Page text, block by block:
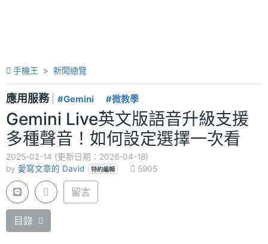
手機王 新聞總覽
應用服務 #Gemini #微教學
Gemini Live英文版語音升級支援
多種聲音！如何設定選擇一次看
2025-02-14 (更新日期：2026-04-18)
by 愛寫文章的 David 特約編輯 5905
留言
目錄